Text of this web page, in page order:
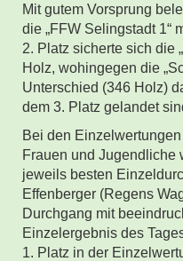
Mit gutem Vorsprung
die „FFW Selingstadt 1“
2. Platz sicherte sich die
Holz, wohingegen die
Unterschied (346 Holz)
dem 3. Platz gelandet
Bei den
Frauen und Jugendliche
jeweils besten
Effenberger (Regens
Durchgang mit
Einzelergebnis des
1. Platz in der